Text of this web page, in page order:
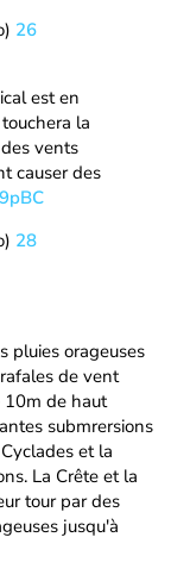
26
est en
la
vents
causer des
28
pluies orageuses
de vent
10m de haut
submrersions
et la
La Crête et la
tour par des
jusqu'à